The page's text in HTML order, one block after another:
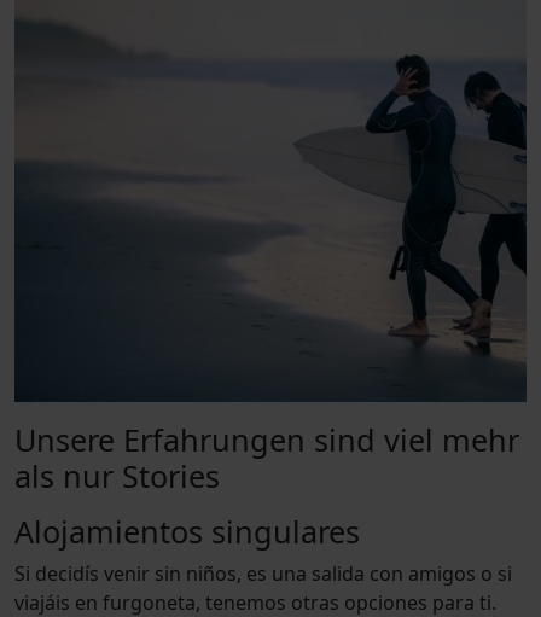
Unsere Erfahrungen sind viel mehr
als nur Stories
Alojamientos singulares
Si decidís venir sin niños, es una salida con amigos o si
viajáis en furgoneta, tenemos otras opciones para ti.